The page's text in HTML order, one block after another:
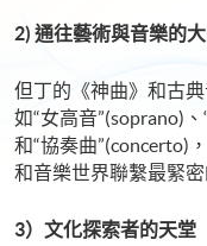
2) 通往藝術與音樂的
但丁的《神曲》和古
如“女高音”(soprano)
和“協奏曲”(concerto)
和音樂世界聯繫最緊密
3）文化探索者的天堂